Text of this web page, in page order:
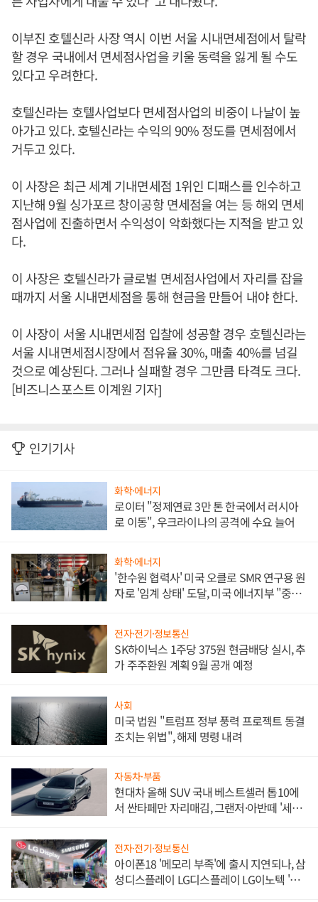
이부진 호텔신라 사장 역시 이번 서울 시내면세점에서 탈락
할 경우 국내에서 면세점사업을 키울 동력을 잃게 될 수도
있다고 우려한다.
호텔신라는 호텔사업보다 면세점사업의 비중이 나날이 높
아가고 있다. 호텔신라는 수익의 90% 정도를 면세점에서
거두고 있다.
이 사장은 최근 세계 기내면세점 1위인 디패스를 인수하고
지난해 9월 싱가포르 창이공항 면세점을 여는 등 해외 면세
점사업에 진출하면서 수익성이 악화했다는 지적을 받고 있
다.
이 사장은 호텔신라가 글로벌 면세점사업에서 자리를 잡을
때까지 서울 시내면세점을 통해 현금을 만들어 내야 한다.
이 사장이 서울 시내면세점 입찰에 성공할 경우 호텔신라는
서울 시내면세점시장에서 점유율 30%, 매출 40%를 넘길
것으로 예상된다. 그러나 실패할 경우 그만큼 타격도 크다.
[비즈니스포스트 이계원 기자]
인기기사
화학·에너지
로이터 "정제연료 3만 톤 한국에서 러시아
로 이동", 우크라이나의 공격에 수요 늘어
화학·에너지
'한수원 협력사' 미국 오클로 SMR 연구용 원
자로 '임계 상태' 도달, 미국 에너지부 "중요
전자·전기·정보통신
SK하이닉스 1주당 375원 현금배당 실시, 추
가 주주환원 계획 9월 공개 예정
사회
미국 법원 "트럼프 정부 풍력 프로젝트 동결
조치는 위법", 해제 명령 내려
자동차·부품
현대차 올해 SUV 국내 베스트셀러 톱10에
서 싼타페만 자리매김, 그랜저·아반떼 '세단
전자·전기·정보통신
아이폰18 '메모리 부족'에 출시 지연되나, 삼
성디스플레이 LG디스플레이 LG이노텍 '탈